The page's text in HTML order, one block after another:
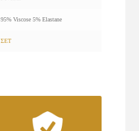
95% Viscose 5% Elastane
ΣΕΤ